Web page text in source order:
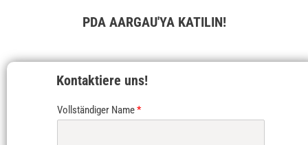
PDA AARGAU'YA KATILIN!
Kontaktiere uns!
Vollständiger Name*